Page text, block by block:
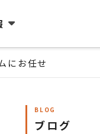
にお任せ
BLOG
ブログ